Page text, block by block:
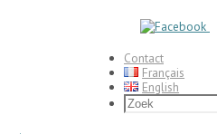
Contact
Français
English
Zoeken
naar: